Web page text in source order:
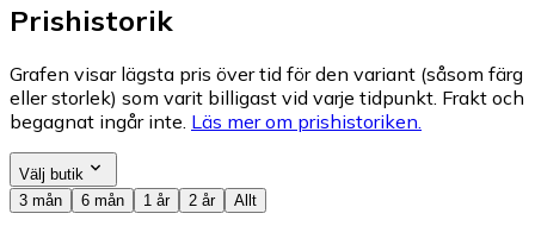
Prishistorik
Grafen visar lägsta pris över tid för den variant (såsom färg
eller storlek) som varit billigast vid varje tidpunkt. Frakt och
begagnat ingår inte. Läs mer om prishistoriken.
Välj butik
3 mån
6 mån 1 år 2 år Allt